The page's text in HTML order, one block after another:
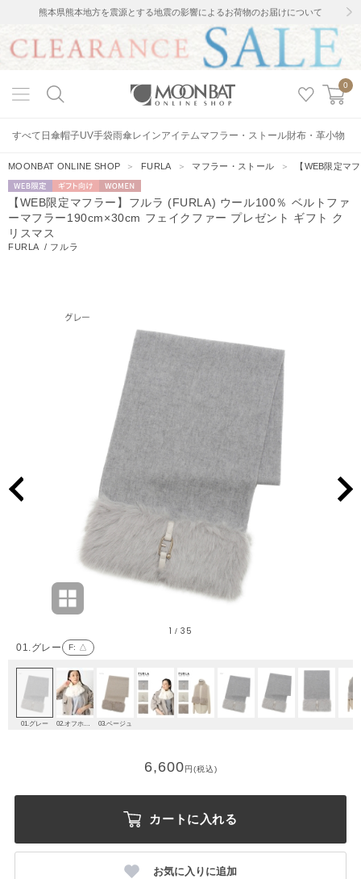
熊本県熊本地方を震源とする地震の影響によるお荷物のお届けについて
0
すべて 日傘帽子UV手袋雨傘レインアイテムマフラー・ストール財布・革小物
MOONBAT ONLINE SHOP ＞ FURLA ＞ マフラー・ストール ＞ 【WEB限定マ
WEB限定ギフト向
け
WOMEN
【WEB限定マフラー】フルラ (FURLA) ウール100％ ベルトファ
ーマフラー190cm×30cm フェイクファー プレゼント ギフト ク
リスマス
FURLA / フルラ
01.グレー F: △
1 /35
01.グレー 03.ベージュ
6,600円(税込)
カートに入れる
お気に入りに追加